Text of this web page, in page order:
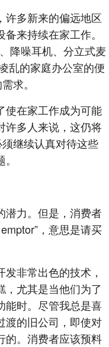
许多新来的偏远地区
来持续在家工作。
降噪耳机、分立式麦
乱的家庭办公室的便
求。
使在家工作成为可能
许多人来说，这仍将
继续认真对待这些
潜力。但是，消费者
，意思是请买
非常出色的技术，
，尤其是当他们为了
能时。尽管我总是喜
渡的旧公司，即使对
的。消费者应该预料